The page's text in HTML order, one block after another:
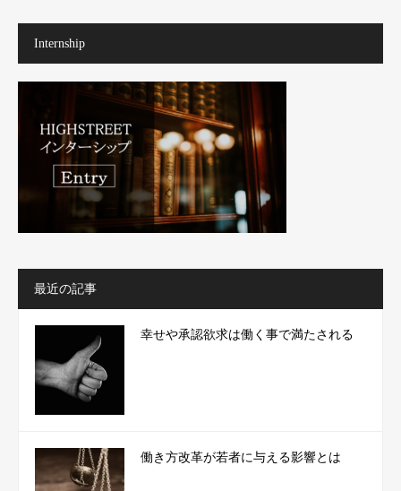
Internship
最近の記事
幸せや承認欲求は働く事で満たされる
働き方改革が若者に与える影響とは